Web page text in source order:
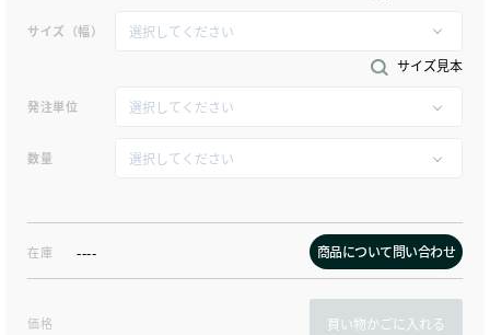
サイズ（幅）
サイズ見本
発注単位
数量
在庫 ---- 商品について問い合わせ
価格 買い物かごに入れる